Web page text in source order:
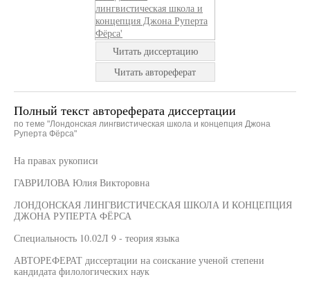
Читать диссертацию
Читать автореферат
Полный текст автореферата диссертации
по теме "Лондонская лингвистическая школа и концепция Джона
Руперта Фёрса"
На правах рукописи
ГАВРИЛОВА Юлия Викторовна
ЛОНДОНСКАЯ ЛИНГВИСТИЧЕСКАЯ ШКОЛА И КОНЦЕПЦИЯ
ДЖОНА РУПЕРТА ФЁРСА
Специальность 10.02Л 9 - теория языка
АВТОРЕФЕРАТ диссертации на соискание ученой степени
кандидата филологических наук